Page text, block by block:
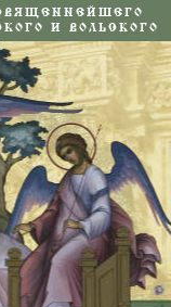
И ВОЛЬСКОГО